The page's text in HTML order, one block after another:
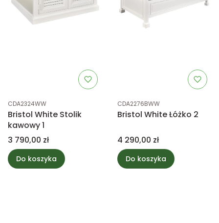
Kod produktu
CDA2324WW
Bristol White Stolik
kawowy 1
Cena
3 790,00 zł
Do koszyka
Kod produktu
CDA2276BWW
Bristol White Łóżko 2
Cena
4 290,00 zł
Do koszyka